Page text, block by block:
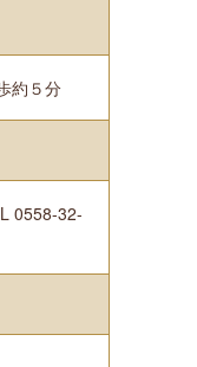
約５分
0558-32-